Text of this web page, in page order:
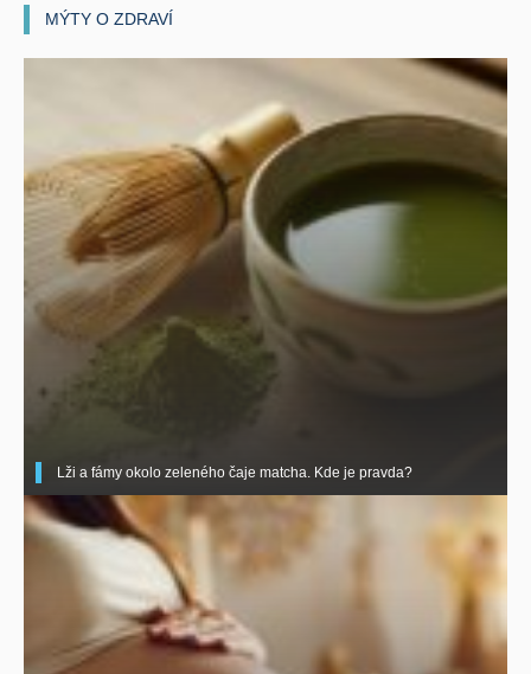
MÝTY O ZDRAVÍ
Lži a fámy okolo zeleného čaje matcha. Kde je pravda?